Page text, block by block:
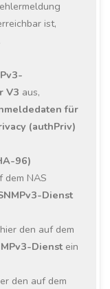
ist,
V3 aus,
für
(authPriv)
96)
dem NAS
Dienst
den auf dem
Dienst ein
den auf dem